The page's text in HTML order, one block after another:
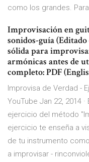
como los grandes.
Improvisación en
sonidos-guía
sólida para
armónicas antes de
completo: PDF
Improvisa de Verdad -
YouTube Jan 22, 2014
ejercicio del método
ejercicio te enseña a
de tu instrumento
a improvisar -